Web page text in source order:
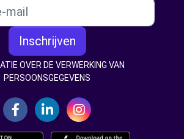
Inschrijven
OVER DE VERWERKING VAN
PERSOONSGEGEVENS